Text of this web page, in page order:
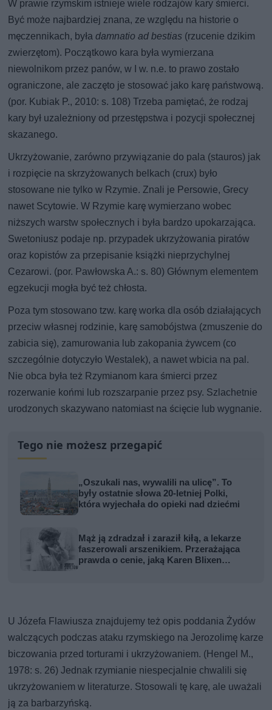
W prawie rzymskim istnieje wiele rodzajów kary śmierci.
Być może najbardziej znana, ze względu na historie o
męczennikach, byładamnatio ad bestias (rzucenie dzikim
zwierzętom). Początkowo kara była wymierzana
niewolnikom przez panów, w I w. n.e. to prawo zostało
ograniczone, ale zaczęto je stosować jako karę państwową.
(por. Kubiak P., 2010: s. 108) Trzeba pamiętać, że rodzaj
kary był uzależniony od przestępstwa i pozycji społecznej
skazanego.
Ukrzyżowanie, zarówno przywiązanie do pala (stauros) jak
i rozpięcie na skrzyżowanych belkach (crux) było
stosowane nie tylko w Rzymie. Znali je Persowie, Grecy
nawet Scytowie. W Rzymie karę wymierzano wobec
niższych warstw społecznych i była bardzo upokarzająca.
Swetoniusz podaje np. przypadek ukrzyżowania piratów
oraz kopistów za przepisanie książki nieprzychylnej
Cezarowi. (por. Pawłowska A.: s. 80) Głównym elementem
egzekucji mogła być też chłosta.
Poza tym stosowano tzw. karę worka dla osób działających
przeciw własnej rodzinie, karę samobójstwa (zmuszenie do
zabicia się), zamurowania lub zakopania żywcem (co
szczególnie dotyczyło Westalek), a nawet wbicia na pal.
Nie obca była też Rzymianom kara śmierci przez
rozerwanie końmi lub rozszarpanie przez psy. Szlachetnie
urodzonych skazywano natomiast na ścięcie lub wygnanie.
Tego nie możesz przegapić
„Oszukali nas, wywalili na ulicę”. To
były ostatnie słowa 20-letniej Polki,
która wyjechała do opieki nad dziećmi
Mąż ją zdradzał i zaraził kiłą, a lekarze
faszerowali arszenikiem. Przerażająca
prawda o cenie, jaką Karen Blixen
U Józefa Flawiusza znajdujemy też opis poddania Żydów
walczących podczas ataku rzymskiego na Jerozolimę karze
biczowania przed torturami i ukrzyżowaniem. (Hengel M.,
1978: s. 26) Jednak rzymianie niespecjalnie chwalili się
ukrzyżowaniem w literaturze. Stosowali tę karę, ale uważali
ją za barbarzyńską.